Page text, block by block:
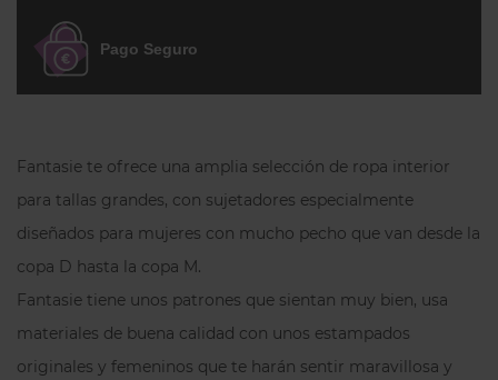
facilita un ajuste correcto al pecho.
Las
envuelven el contorno sin oprimir,
agradable durante todo el día. Los
ofrecer
mayor comodidad y soporte
son regulables en toda su longitudpara
un ajuste preciso. Además, cuentan con
forro de tacto piel de melocotón, que
reduce la fricción y mejora el confort en
los hombros.
Pago Seguro
Fantasie te ofrece una amplia selección de ropa interior
para tallas grandes, con sujetadores especialmente
diseñados para mujeres con mucho pecho que van desde la
copa D hasta la copa M.
Fantasie tiene unos patrones que sientan muy bien, usa
materiales de buena calidad con unos estampados
originales y femeninos que te harán sentir maravillosa y